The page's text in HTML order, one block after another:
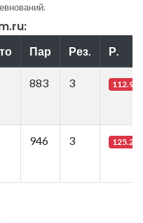
Пар Рез. Р.
883 3 112.95
946 3 125.29